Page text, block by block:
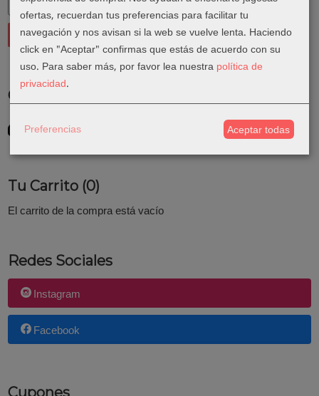
Costes de Envío
GRATIS *
Consultar Destinos
Tu Carrito (0)
El carrito de la compra está vacío
Redes Sociales
Instagram
Facebook
ofertas, recuerdan tus preferencias para facilitar tu
navegación y nos avisan si la web se vuelve lenta. Haciendo
click en "Aceptar" confirmas que estás de acuerdo con su
uso. Para saber más, por favor lea nuestra política de
privacidad.
Preferencias Aceptar todas